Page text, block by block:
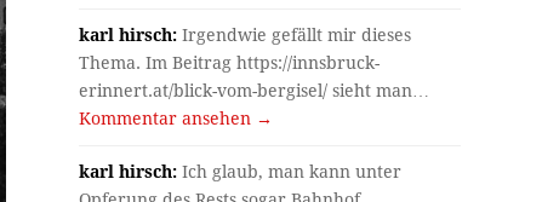
karl hirsch: Irgendwie gefällt mir dieses
Thema. Im Beitrag https://innsbruck-
erinnert.at/blick-vom-bergisel/ sieht man…
Kommentar ansehen →
karl hirsch: Ich glaub, man kann unter